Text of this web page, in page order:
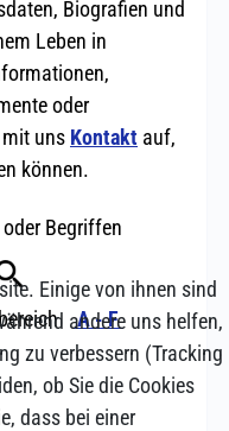
Einige von ihnen sind
andere uns helfen,
zu verbessern (Tracking
ob Sie die Cookies
dass bei einer